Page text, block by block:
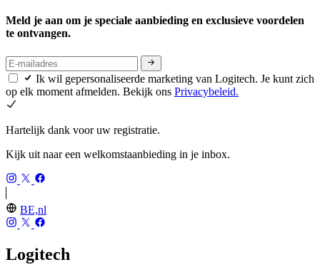
Meld je aan om je speciale aanbieding en exclusieve voordelen
te ontvangen.
Ik wil gepersonaliseerde marketing van Logitech. Je kunt zich
op elk moment afmelden. Bekijk ons Privacybeleid.
Hartelijk dank voor uw registratie.
Kijk uit naar een welkomstaanbieding in je inbox.
BE,nl
Logitech